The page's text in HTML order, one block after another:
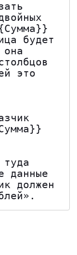
будет
она
это
данные
должен